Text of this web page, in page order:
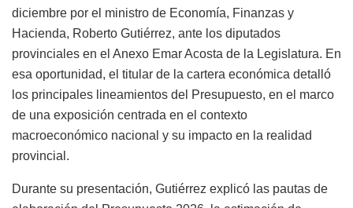
diciembre por el ministro de Economía, Finanzas y
Hacienda, Roberto Gutiérrez, ante los diputados
provinciales en el Anexo Emar Acosta de la Legislatura. En
esa oportunidad, el titular de la cartera económica detalló
los principales lineamientos del Presupuesto, en el marco
de una exposición centrada en el contexto
macroeconómico nacional y su impacto en la realidad
provincial.
Durante su presentación, Gutiérrez explicó las pautas de